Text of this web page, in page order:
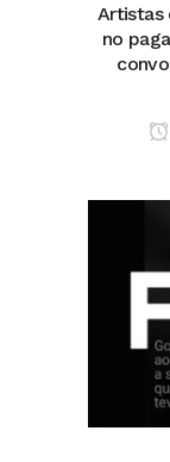
Artistas
no